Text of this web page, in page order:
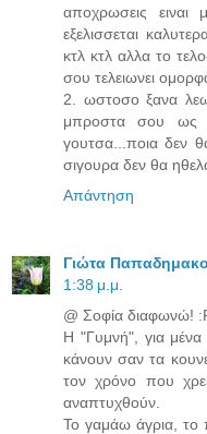
αποχρωσεις ειναι
εξελισσεται
κτλ κτλ αλλα το
σου τελειωνει
2. ωστοσο ξανα
μπροστα σου ως
γουτσα...ποια δεν
σιγουρα δεν θα
Απάντηση
Γιώτα
1:38 μ.μ.
@ Σοφία διαφωνώ!
H "Γυμνή", για μένα
κάνουν σαν τα
τον χρόνο που
αναπτυχθούν.
Το γαμάω άγρια, το